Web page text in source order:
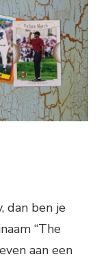
dan ben je
“The
aan een